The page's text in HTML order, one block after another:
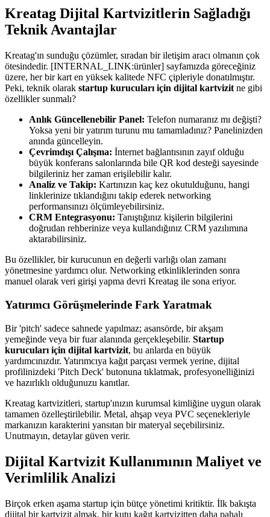
Kreatag Dijital Kartvizitlerin Sağladığı
Teknik Avantajlar
Kreatag'ın sunduğu çözümler, sıradan bir iletişim aracı olmanın çok
ötesindedir. [INTERNAL_LINK:ürünler] sayfamızda göreceğiniz
üzere, her bir kart en yüksek kalitede NFC çipleriyle donatılmıştır.
Peki, teknik olarak startup kurucuları için dijital kartvizit ne gibi
özellikler sunmalı?
Anlık Güncellenebilir Panel: Telefon numaranız mı değişti?
Yoksa yeni bir yatırım turunu mu tamamladınız? Panelinizden
anında güncelleyin.
Çevrimdışı Çalışma: İnternet bağlantısının zayıf olduğu
büyük konferans salonlarında bile QR kod desteği sayesinde
bilgileriniz her zaman erişilebilir kalır.
Analiz ve Takip: Kartınızın kaç kez okutulduğunu, hangi
linklerinize tıklandığını takip ederek networking
performansınızı ölçümleyebilirsiniz.
CRM Entegrasyonu: Tanıştığınız kişilerin bilgilerini
doğrudan rehberinize veya kullandığınız CRM yazılımına
aktarabilirsiniz.
Bu özellikler, bir kurucunun en değerli varlığı olan zamanı
yönetmesine yardımcı olur. Networking etkinliklerinden sonra
manuel olarak veri girişi yapma devri Kreatag ile sona eriyor.
Yatırımcı Görüşmelerinde Fark Yaratmak
Bir 'pitch' sadece sahnede yapılmaz; asansörde, bir akşam
yemeğinde veya bir fuar alanında gerçekleşebilir. Startup
kurucuları için dijital kartvizit, bu anlarda en büyük
yardımcınızdır. Yatırımcıya kağıt parçası vermek yerine, dijital
profilinizdeki 'Pitch Deck' butonuna tıklatmak, profesyonelliğinizi
ve hazırlıklı olduğunuzu kanıtlar.
Kreatag kartvizitleri, startup'ınızın kurumsal kimliğine uygun olarak
tamamen özelleştirilebilir. Metal, ahşap veya PVC seçenekleriyle
markanızın karakterini yansıtan bir materyal seçebilirsiniz.
Unutmayın, detaylar güven verir.
Dijital Kartvizit Kullanımının Maliyet ve
Verimlilik Analizi
Birçok erken aşama startup için bütçe yönetimi kritiktir. İlk bakışta
dijital bir kartvizit almak, bir kutu kağıt kartvizitten daha pahalı